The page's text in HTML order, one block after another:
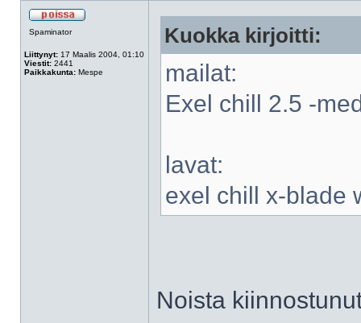
Spaminator
Liittynyt: 17 Maalis 2004, 01:10
Viestit: 2441
Paikkakunta: Mespe
Kuokka kirjoitti:
mailat:
Exel chill 2.5 -
lavat:
exel chill x-blade
Noista